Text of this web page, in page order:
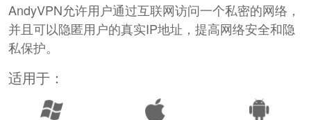
AndyVPN允许用户通过互联网访问一个私密的网络，
并且可以隐匿用户的真实IP地址，提高网络安全和隐
私保护。
适用于：